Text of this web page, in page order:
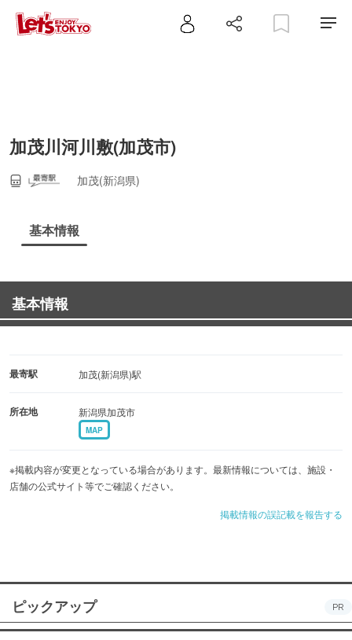
加茂川河川敷(加茂市)
加茂(新潟県)
基本情報
基本情報
最寄駅 加茂(新潟県)駅
所在地 新潟県加茂市
MAP
※掲載内容が変更となっている場合があります。最新情報については、施設・
店舗の公式サイト等でご確認ください。
掲載情報の誤記載を報告する
ピックアップ PR